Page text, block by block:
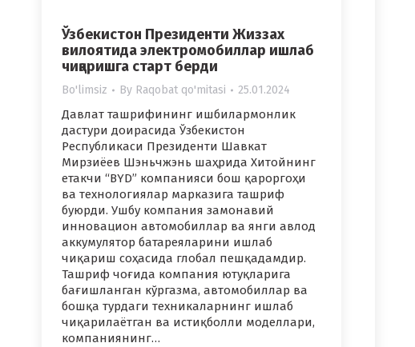
Ўзбекистон Президенти Жиззах
вилоятида электромобиллар ишлаб
чиқаришга старт берди
Bo'limsiz By Raqobat qo'mitasi 25.01.2024
Давлат ташрифининг ишбилармонлик
дастури доирасида Ўзбекистон
Республикаси Президенти Шавкат
Мирзиёев Шэньчжэнь шаҳрида Хитойнинг
етакчи “BYD” компанияси бош қароргоҳи
ва технологиялар марказига ташриф
буюрди. Ушбу компания замонавий
инновацион автомобиллар ва янги авлод
аккумулятор батареяларини ишлаб
чиқариш соҳасида глобал пешқадамдир.
Ташриф чоғида компания ютуқларига
бағишланган кўргазма, автомобиллар ва
бошқа турдаги техникаларнинг ишлаб
чиқарилаётган ва истиқболли моделлари,
компаниянинг…